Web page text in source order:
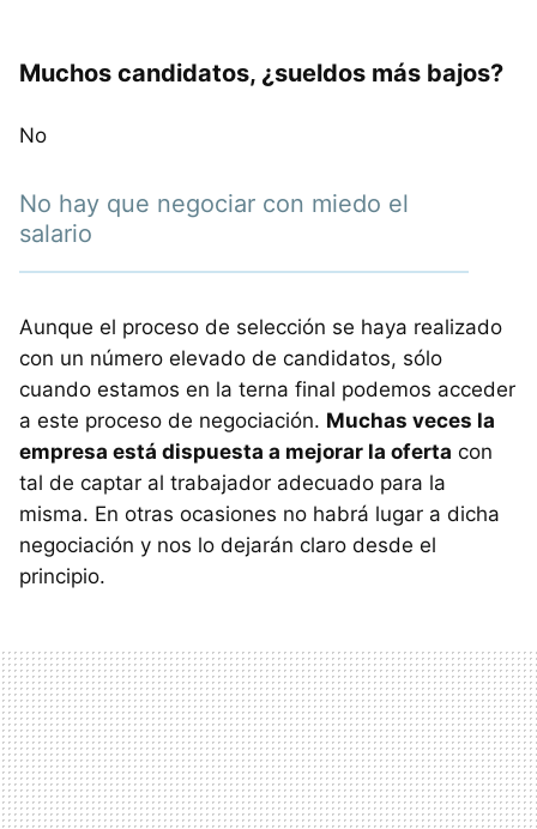
Muchos candidatos, ¿sueldos más bajos?
No
No hay que negociar con miedo el
salario
Aunque el proceso de selección se haya realizado
con un número elevado de candidatos, sólo
cuando estamos en la terna final podemos acceder
a este proceso de negociación. Muchas veces la
empresa está dispuesta a mejorar la oferta con
tal de captar al trabajador adecuado para la
misma. En otras ocasiones no habrá lugar a dicha
negociación y nos lo dejarán claro desde el
principio.